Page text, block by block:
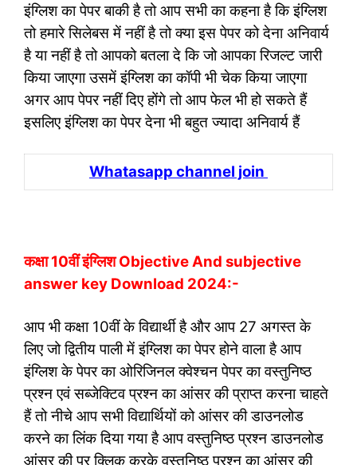
इंग्लिश का पेपर बाकी है तो आप सभी का कहना है कि इंग्लिश
तो हमारे सिलेबस में नहीं है तो क्या इस पेपर को देना अनिवार्य
है या नहीं है तो आपको बतला दे कि जो आपका रिजल्ट जारी
किया जाएगा उसमें इंग्लिश का कॉपी भी चेक किया जाएगा
अगर आप पेपर नहीं दिए होंगे तो आप फेल भी हो सकते हैं
इसलिए इंग्लिश का पेपर देना भी बहुत ज्यादा अनिवार्य हैं
Whatasapp channel join
कक्षा 10वीं इंग्लिश Objective And subjective
answer key Download 2024:-
आप भी कक्षा 10वीं के विद्यार्थी है और आप 27 अगस्त के
लिए जो द्वितीय पाली में इंग्लिश का पेपर होने वाला है आप
इंग्लिश के पेपर का ओरिजिनल क्वेश्चन पेपर का वस्तुनिष्ठ
प्रश्न एवं सब्जेक्टिव प्रश्न का आंसर की प्राप्त करना चाहते
हैं तो नीचे आप सभी विद्यार्थियों को आंसर की डाउनलोड
करने का लिंक दिया गया है आप वस्तुनिष्ठ प्रश्न डाउनलोड
आंसर की पर क्लिक करके वस्तुनिष्ठ प्रश्न का आंसर की